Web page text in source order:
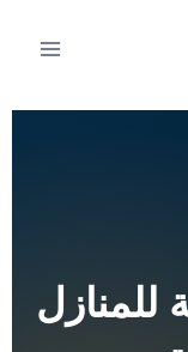
للمنازل